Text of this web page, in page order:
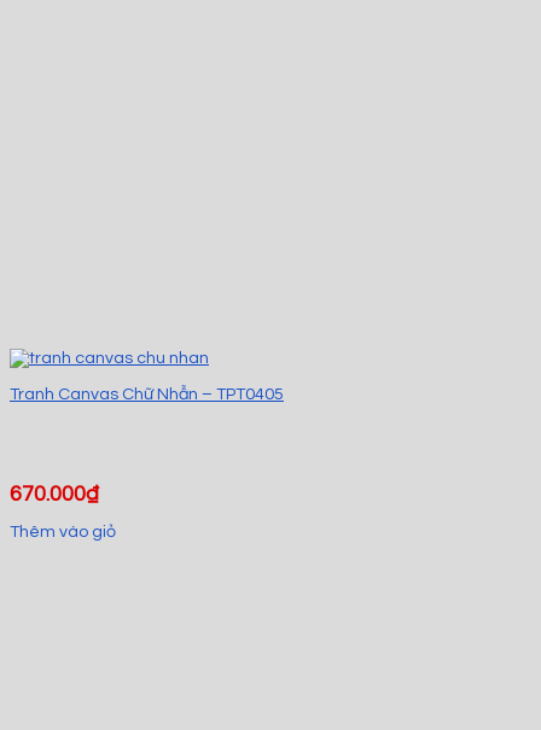
Tranh Canvas Chữ Nhẫn – TPT0405
670.000₫
Thêm vào giỏ